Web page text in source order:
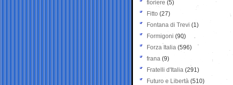
fioriere (5)
Fitto (27)
Fontana di Trevi (1)
Formigoni (90)
Forza Italia (596)
frana (9)
Fratelli d'Italia (291)
Futuro e Libertà (510)